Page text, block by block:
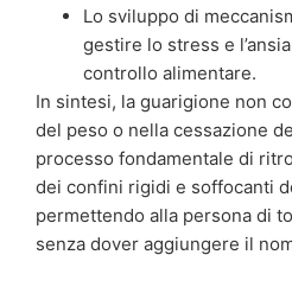
Lo sviluppo di
gestire lo stress e
controllo alimentare.
In sintesi, la guarigione non
del peso o nella cessazione
processo fondamentale di
dei confini rigidi e soffocanti
permettendo alla persona di
senza dover aggiungere il